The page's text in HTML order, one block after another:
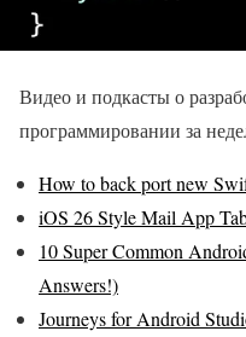
Видео и подкасты о
программировании за
How to back port new
iOS 26 Style Mail App
10 Super Common
Answers!)
Journeys for Android